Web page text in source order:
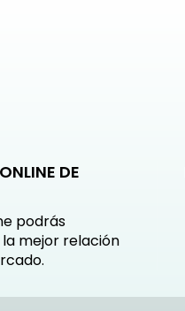
DE
podrás
mejor relación